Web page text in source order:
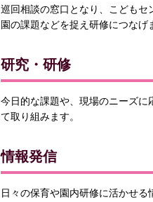
巡回相談の窓口となり、こども
園の課題などを捉え研修につなげ
研究・研修
今日的な課題や、現場のニーズに
て取り組みます。
情報発信
日々の保育や園内研修に活かせ